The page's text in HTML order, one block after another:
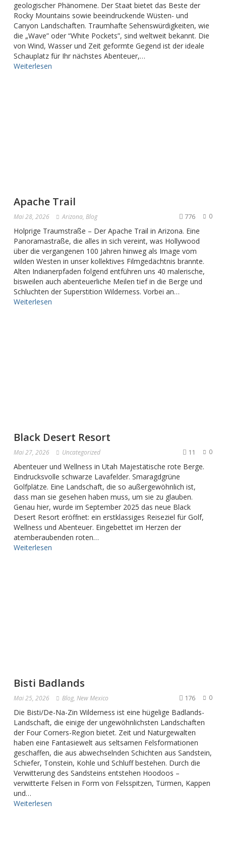
geologischer Phänomene. Der Staat bietet das Beste der
Rocky Mountains sowie beeindruckende Wüsten- und
Canyon Landschaften. Traumhafte Sehenswürdigkeiten, wie
die „Wave” oder “White Pockets”, sind weltweit bekannt. Die
von Wind, Wasser und Zeit geformte Gegend ist der ideale
Schauplatz für Ihr nächstes Abenteuer,…
Weiterlesen
Apache Trail
Mai 28, 2026 Arizona, Blog 0
776
Holprige Traumstraße – Der Apache Trail in Arizona. Eine
Panoramastraße, die alles in sich vereint, was Hollywood
über die vergangenen 100 Jahren hinweg als Image vom
wilden Westen in unser kollektives Filmgedächtnis brannte.
Alten Indianerpfaden folgend entführen uns 40 malerische,
bisweilen auch abenteuerliche Meilen tief in die Berge und
Schluchten der Superstition Wilderness. Vorbei an…
Weiterlesen
Black Desert Resort
Mai 27, 2026 Uncategorized 0
11
Abenteuer und Wellness in Utah Majestätische rote Berge.
Eindrucksvolle schwarze Lavafelder. Smaragdgrüne
Golfplätze. Eine Landschaft, die so außergewöhnlich ist,
dass man sie gesehen haben muss, um sie zu glauben.
Genau hier, wurde im September 2025 das neue Black
Desert Resort eröffnet: ein erstklassiges Reiseziel für Golf,
Wellness und Abenteuer. Eingebettet im Herzen der
atemberaubenden roten…
Weiterlesen
Bisti Badlands
Mai 25, 2026 Blog, New Mexico 0
176
Die Bisti/De-Na-Zin Wilderness ist eine hügelige Badlands-
Landschaft, die einige der ungewöhnlichsten Landschaften
der Four Corners-Region bietet. Zeit und Naturgewalten
haben eine Fantasiewelt aus seltsamen Felsformationen
geschaffen, die aus abwechselnden Schichten aus Sandstein,
Schiefer, Tonstein, Kohle und Schluff bestehen. Durch die
Verwitterung des Sandsteins entstehen Hoodoos –
verwitterte Felsen in Form von Felsspitzen, Türmen, Kappen
und…
Weiterlesen